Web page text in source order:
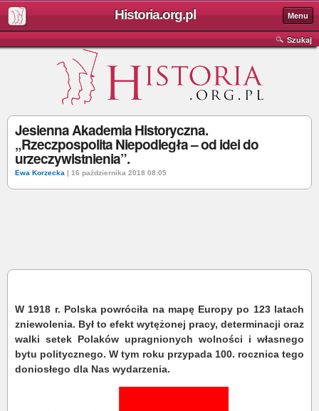
Historia.org.pl Menu
Szukaj
Jesienna Akademia Historyczna.
„Rzeczpospolita Niepodległa – od idei do
urzeczywistnienia”.
Ewa Korzecka | 16 października 2018 08:05
W 1918 r. Polska powróciła na mapę Europy po 123 latach
zniewolenia. Był to efekt wytężonej pracy, determinacji oraz
walki setek Polaków upragnionych wolności i własnego
bytu politycznego. W tym roku przypada 100. rocznica tego
doniosłego dla Nas wydarzenia.